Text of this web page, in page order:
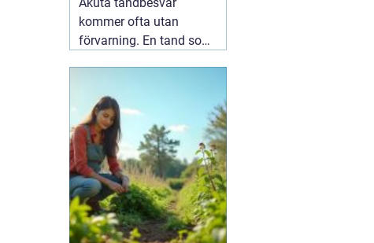
kommer ofta utan
förvarning. En tand som
du knappt kan sova. En
fyllning kan lossna
lagom till helgen, eller en
tand kan skadas vid en
olycka. I sådana lägen
söker många på04 juni
2026